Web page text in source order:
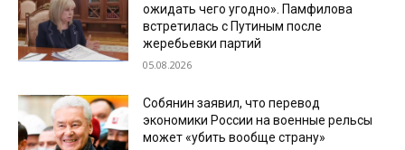
ожидать чего угодно». Памфилова
встретилась с Путиным после
жеребьевки партий
05.08.2026
Собянин заявил, что перевод
экономики России на военные рельсы
может «убить вообще страну»